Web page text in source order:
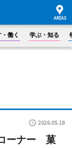
働く 学ぶ・知る
2026.05.18
ーナー 菓